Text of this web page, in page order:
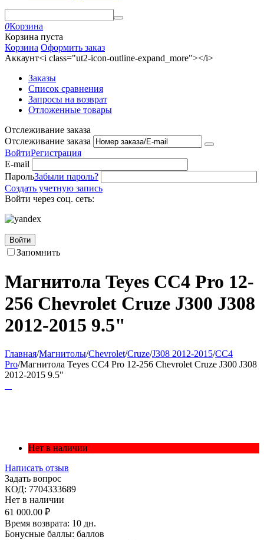
0Корзина
Корзина пуста
Корзина Оформить заказ
Аккаунт<i class="ut2-icon-outline-expand_more"></i>
Заказы
Список сравнения
Запросы на возврат
Отложенные товары
Отслеживание заказа
Отслеживание заказа
ВойтиРегистрация
E-mail
ПарольЗабыли пароль?
Создать учетную запись
Войти через соц. сеть:
Войти
Запомнить
Магнитола Teyes CC4 Pro 12-
256 Chevrolet Cruze J300 J308
2012-2015 9.5"
Главная/Магнитолы/Chevrolet/Cruze/J308 2012-2015/CC4
Pro/Магнитола Teyes CC4 Pro 12-256 Chevrolet Cruze J300 J308
2012-2015 9.5"
Нет в наличии
Написать отзыв
Задать вопрос
КОД: 7704333689
Нет в наличии
61 000.00 ₽
Время возврата: 10 дн.
Бонусные баллы: баллов